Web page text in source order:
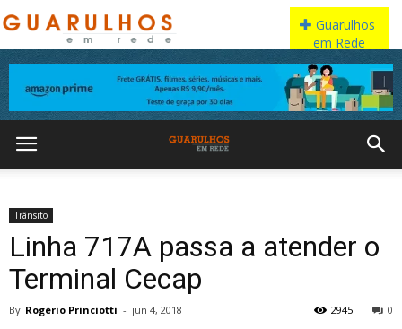
Trânsito
Linha 717A passa a atender o
Terminal Cecap
By Rogério Princiotti - jun 4, 2018 0
2945